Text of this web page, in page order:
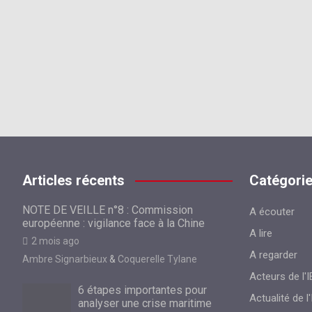
Articles récents
NOTE DE VEILLE n°8 : Commission
européenne : vigilance face à la Chine
2 mois ago
Ambre Signarbieux & Coquerelle Tylane
6 étapes importantes pour
analyser une crise maritime
A écouter
A lire
A regarder
Acteurs de
Actualité de